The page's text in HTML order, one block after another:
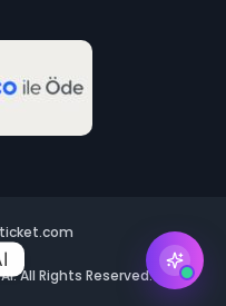
All Rights Reserved.